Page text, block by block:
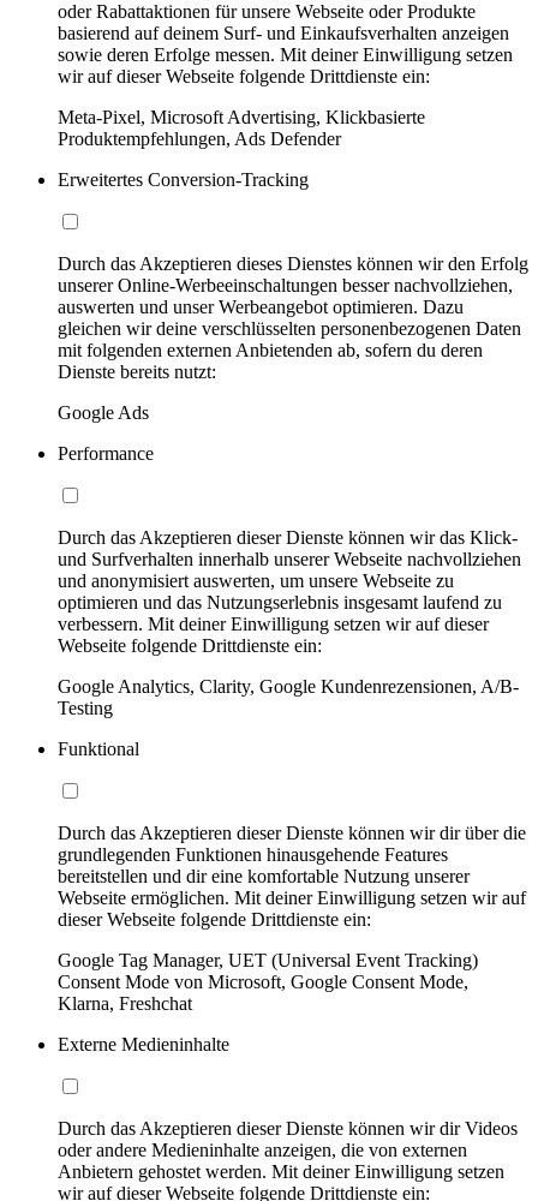
oder Rabattaktionen für unsere Webseite oder Produkte
basierend auf deinem Surf- und Einkaufsverhalten anzeigen
sowie deren Erfolge messen. Mit deiner Einwilligung setzen
wir auf dieser Webseite folgende Drittdienste ein:
Meta-Pixel, Microsoft Advertising, Klickbasierte
Produktempfehlungen, Ads Defender
Erweitertes Conversion-Tracking
Durch das Akzeptieren dieses Dienstes können wir den Erfolg
unserer Online-Werbeeinschaltungen besser nachvollziehen,
auswerten und unser Werbeangebot optimieren. Dazu
gleichen wir deine verschlüsselten personenbezogenen Daten
mit folgenden externen Anbietenden ab, sofern du deren
Dienste bereits nutzt:
Google Ads
Performance
Durch das Akzeptieren dieser Dienste können wir das Klick-
und Surfverhalten innerhalb unserer Webseite nachvollziehen
und anonymisiert auswerten, um unsere Webseite zu
optimieren und das Nutzungserlebnis insgesamt laufend zu
verbessern. Mit deiner Einwilligung setzen wir auf dieser
Webseite folgende Drittdienste ein:
Google Analytics, Clarity, Google Kundenrezensionen, A/B-
Testing
Funktional
Durch das Akzeptieren dieser Dienste können wir dir über die
grundlegenden Funktionen hinausgehende Features
bereitstellen und dir eine komfortable Nutzung unserer
Webseite ermöglichen. Mit deiner Einwilligung setzen wir auf
dieser Webseite folgende Drittdienste ein:
Google Tag Manager, UET (Universal Event Tracking)
Consent Mode von Microsoft, Google Consent Mode,
Klarna, Freshchat
Externe Medieninhalte
Durch das Akzeptieren dieser Dienste können wir dir Videos
oder andere Medieninhalte anzeigen, die von externen
Anbietern gehostet werden. Mit deiner Einwilligung setzen
wir auf dieser Webseite folgende Drittdienste ein: